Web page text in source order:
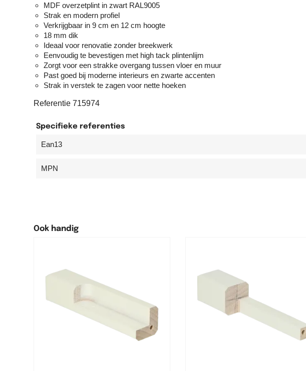
MDF overzetplint in zwart RAL9005
Strak en modern profiel
Verkrijgbaar in 9 cm en 12 cm hoogte
18 mm dik
Ideaal voor renovatie zonder breekwerk
Eenvoudig te bevestigen met high tack plintenlijm
Zorgt voor een strakke overgang tussen vloer en muur
Past goed bij moderne interieurs en zwarte accenten
Strak in verstek te zagen voor nette hoeken
Referentie 715974
Specifieke referenties
Ean13
MPN
Ook handig